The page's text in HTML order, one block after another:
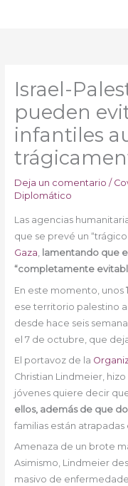
Israel-
pueden
infantiles
Deja un comentario /
Diplomático
Las agencias
que se prevé un
Gaza, lamentando que
“completamente
En este momento, unos
ese territorio palestino
desde hace seis
el 7 de octubre, que
El portavoz de la
Christian Lindmeier,
jóvenes quiere decir
ellos, además de que
familias están atrapadas
Amenaza de un brote
Asimismo, Lindmeier
masivo de